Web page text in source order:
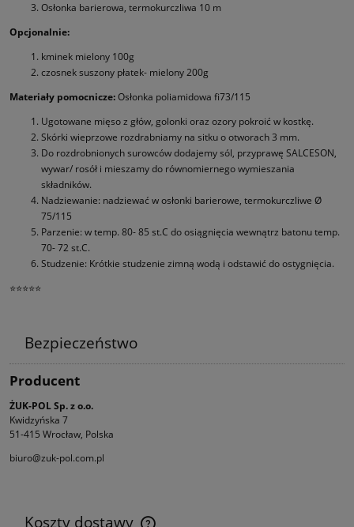
Osłonka barierowa, termokurczliwa 10 m
Opcjonalnie:
kminek mielony 100g
czosnek suszony płatek- mielony 200g
Materiały pomocnicze:Osłonka poliamidowa fi73/115
Ugotowane mięso z głów, golonki oraz ozory pokroić w kostkę.
Skórki wieprzowe rozdrabniamy na sitku o otworach 3 mm.
Do rozdrobnionych surowców dodajemy sól, przyprawę SALCESON,
wywar/ rosół i mieszamy do równomiernego wymieszania
składników.
Nadziewanie: nadziewać w osłonki barierowe, termokurczliwe Ø
75/115
Parzenie: w temp. 80- 85 st.C do osiągnięcia wewnątrz batonu temp.
70- 72 st.C.
Studzenie: Krótkie studzenie zimną wodą i odstawić do ostygnięcia.
⭐⭐⭐⭐⭐
Bezpieczeństwo
Producent
ŻUK-POL Sp. z o.o.
Kwidzyńska 7
51-415 Wrocław, Polska
biuro@zuk-pol.com.pl
Koszty dostawy